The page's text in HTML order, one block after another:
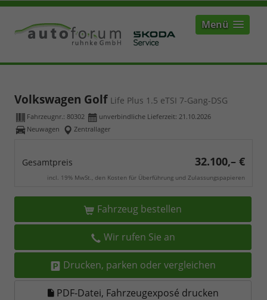
Menü
Volkswagen Golf Life Plus 1.5 eTSI 7-Gang-DSG
Fahrzeugnr.: 80302 unverbindliche Lieferzeit: 21.10.2026
Neuwagen
Zentrallager
Gesamtpreis 32.100,– €
incl. 19% MwSt., den Kosten für Überführung und Zulassungspapieren
Fahrzeug bestellen
Wir rufen Sie an
Drucken, parken oder vergleichen
PDF-Datei, Fahrzeugexposé drucken